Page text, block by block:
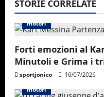
i
g
a
t
STORIE CORRELATE
motori
Forti emozioni al
Minutoli e Grima i
sportjonico
16/07/2026
motori